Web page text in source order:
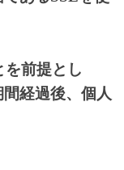
を前提とし
経過後、個人